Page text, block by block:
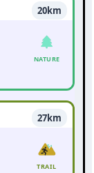
20km
NATURE
27km
TRAIL